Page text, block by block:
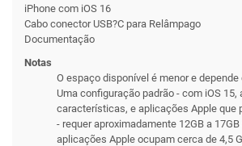
iPhone com iOS 16
Cabo conector USB?C para Relâmpago
Documentação
Notas
O espaço disponível é menor e
Uma configuração padrão - com iOS 15,
características, e aplicações Apple que
- requer aproximadamente 12GB a
aplicações Apple ocupam cerca de 4,5